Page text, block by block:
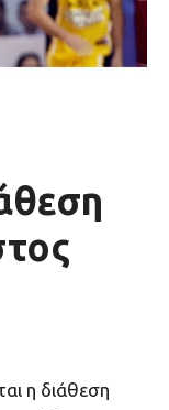
η διάθεση